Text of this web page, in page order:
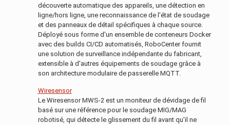
découverte automatique des appareils, une détection en
ligne/hors ligne, une reconnaissance de l'état de soudage
et des panneaux de détail spécifiques à chaque source.
Déployé sous forme d'un ensemble de conteneurs Docker
avec des builds CI/CD automatisés, RoboCenter fournit
une solution de surveillance indépendante du fabricant,
extensible à d'autres équipements de soudage grâce à
son architecture modulaire de passerelle MQTT.
Wiresensor
Le Wiresensor MWS-2 est un moniteur de dévidage de fil
basé sur une référence pour le soudage MIG/MAG
robotisé, qui détecte le glissement du fil avant qu'il ne